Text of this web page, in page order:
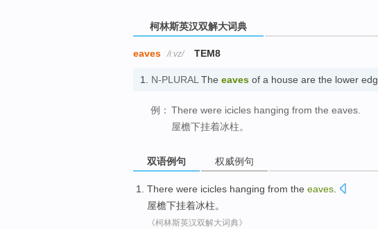
柯林斯英汉双解大词典
eaves /iːvz/ TEM8
1. N-PLURAL The eaves of a house are the lower
例： There were icicles hanging from the eaves.
屋檐下挂着冰柱。
双语例句 权威例句
There were icicles hanging from the eaves
屋檐下挂着冰柱。
《柯林斯英汉双解大词典》